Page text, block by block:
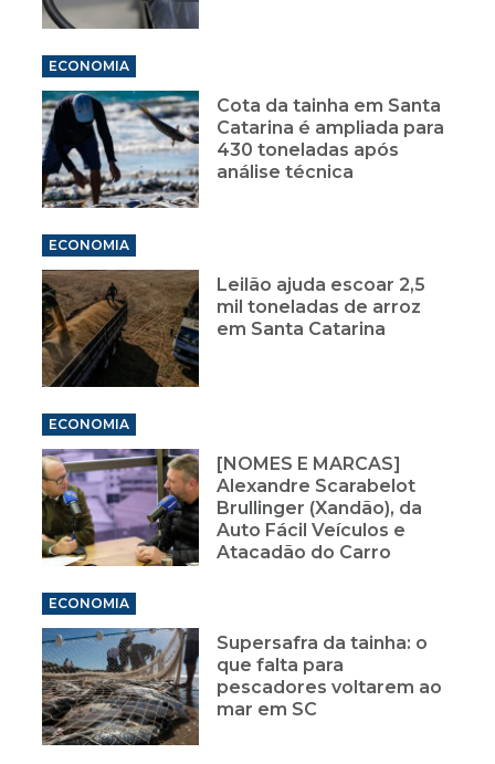
ECONOMIA
Cota da tainha em Santa
Catarina é ampliada para
430 toneladas após
análise técnica
ECONOMIA
Leilão ajuda escoar 2,5
mil toneladas de arroz
em Santa Catarina
ECONOMIA
[NOMES E MARCAS]
Alexandre Scarabelot
Brullinger (Xandão), da
Auto Fácil Veículos e
Atacadão do Carro
ECONOMIA
Supersafra da tainha: o
que falta para
pescadores voltarem ao
mar em SC